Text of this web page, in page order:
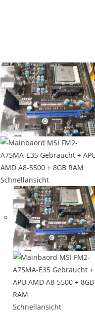
Schnellansicht
Schnellansicht